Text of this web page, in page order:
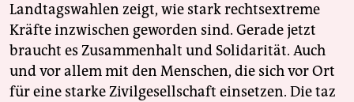
Landtagswahlen zeigt, wie stark rechtsextreme
Kräfte inzwischen geworden sind. Gerade jetzt
braucht es Zusammenhalt und Solidarität. Auch
und vor allem mit den Menschen, die sich vor Ort
für eine starke Zivilgesellschaft einsetzen. Die taz